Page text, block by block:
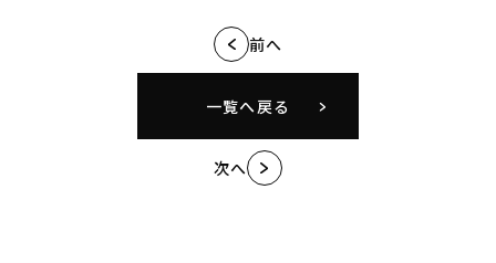
前へ
一覧へ戻る
次へ